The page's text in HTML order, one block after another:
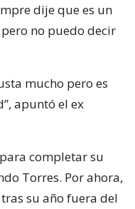
dije que es un
no puedo decir
mucho pero es
apuntó el ex
completar su
Torres. Por ahora,
su año fuera del